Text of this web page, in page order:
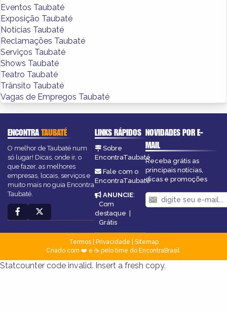
Eventos Taubaté
Exposição Taubaté
Notícias Taubaté
Reclamações Taubaté
Serviços Taubaté
Shows Taubaté
Teatro Taubaté
Trânsito Taubaté
Vagas de Empregos Taubaté
ENCONTRATAUBATÉ
O melhor de Taubaté num
só lugar! Dicas, onde ir, o
que fazer, as melhores
empresas, locais, serviços e
muito mais no guia Encontra
Taubaté.
LINKS RÁPIDOS
Sobre
EncontraTaubaté
Fale com o
EncontraTaubaté
ANUNCIE:
Com
destaque |
Grátis
NOVIDADES POR E-
MAIL
Receba grátis as
principais notícias,
dicas e promoções
Termos| Privacidade
Sitemap
Criado com ❤️ e ☕ pelo time do EncontraBrasil
Statcounter code invalid. Insert a fresh copy.